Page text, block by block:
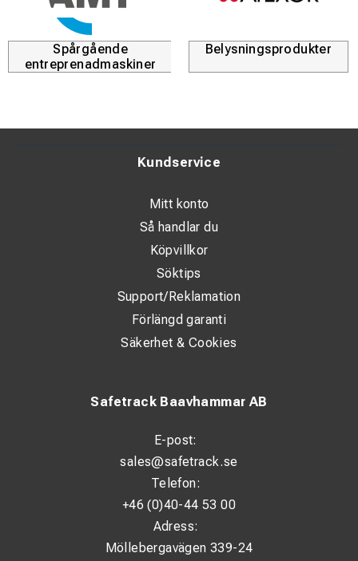
Spårgående
entreprenadmaskiner
Belysningsprodukter
Safetrack Baavhammar AB
E-post:
sales@safetrack.se
Telefon:
+46 (0)40-44 53 00
Adress:
Möllebergavägen 339-24
Kundservice
Mitt konto
Så handlar du
Köpvillkor
Söktips
Support/Reklamation
Förlängd garanti
Säkerhet & Cookies